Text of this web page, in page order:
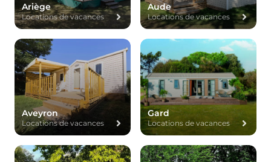
Ariège
Locations de vacances
Aude
Locations de vacances
Aveyron
Locations de vacances
Gard
Locations de vacances